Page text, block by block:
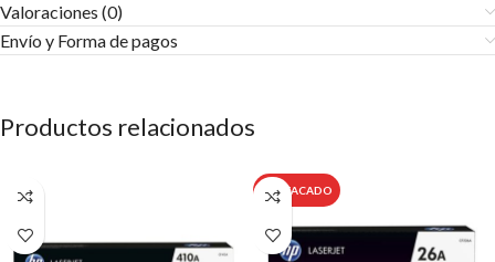
Valoraciones (0)
Envío y Forma de pagos​
Productos relacionados
DESTACADO